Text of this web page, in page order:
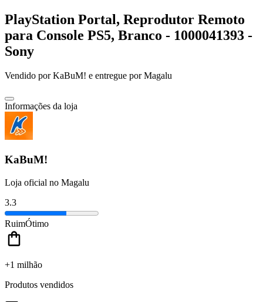
PlayStation Portal, Reprodutor Remoto
para Console PS5, Branco - 1000041393 -
Sony
Vendido porKaBuM! e entregue por Magalu
Informações da loja
KaBuM!
Loja oficial no Magalu
3.3
RuimÓtimo
+1 milhão
Produtos vendidos